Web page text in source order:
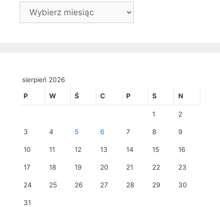
Archiwa
sierpień 2026
P W Ś C P S N
1 2
3 4 5 6 7 8 9
10 11 12 13 14 15 16
17 18 19 20 21 22 23
24 25 26 27 28 29 30
31